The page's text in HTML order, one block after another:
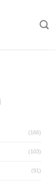
(166)
(103)
(91)